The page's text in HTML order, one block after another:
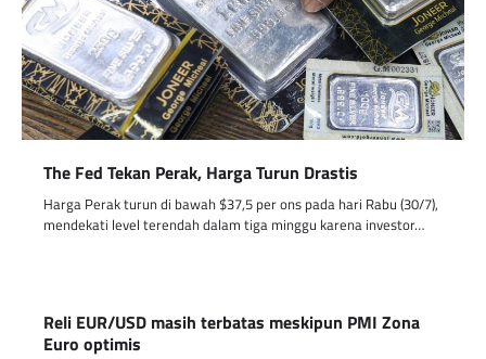
The Fed Tekan Perak, Harga Turun Drastis
Harga Perak turun di bawah $37,5 per ons pada hari Rabu (30/7),
mendekati level terendah dalam tiga minggu karena investor…
Reli EUR/USD masih terbatas meskipun PMI Zona
Euro optimis